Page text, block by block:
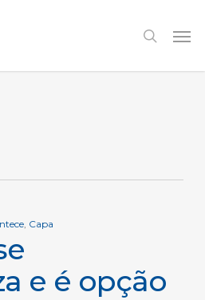
search
, Capa
e é opção